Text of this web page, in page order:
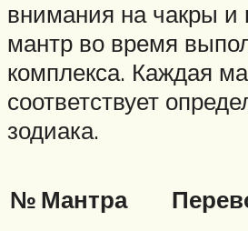
внимания на чакры и
мантр во время
комплекса. Каждая
соответствует
зодиака.
№ Мантра